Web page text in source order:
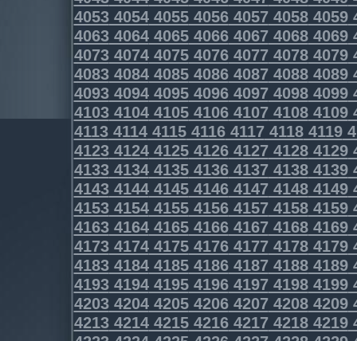
4053405440554056405740584059
4063406440654066406740684069
4073407440754076407740784079
4083408440854086408740884089
4093409440954096409740984099
4103410441054106410741084109
4113411441154116411741184119
4123412441254126412741284129
4133413441354136413741384139
4143414441454146414741484149
4153415441554156415741584159
4163416441654166416741684169
4173417441754176417741784179
4183418441854186418741884189
4193419441954196419741984199
4203420442054206420742084209
4213421442154216421742184219